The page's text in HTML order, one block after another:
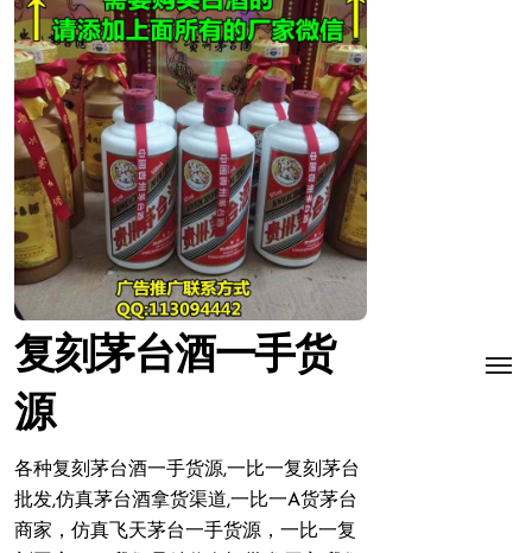
到
内
容
复刻茅台酒一手货
源
各种复刻茅台酒一手货源,一比一复刻茅台
批发,仿真茅台酒拿货渠道,一比一A货茅台
商家，仿真飞天茅台一手货源，一比一复